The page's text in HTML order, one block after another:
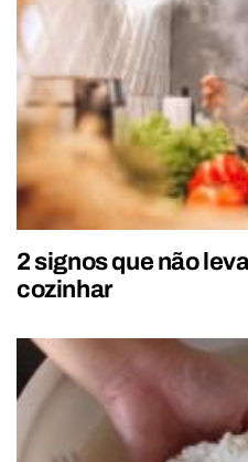
2 signos que não
cozinhar